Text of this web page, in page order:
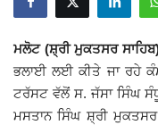
History of Malout
Giddarbaha
Railway Time Table
ਮਲੋਟ (ਸ਼੍ਰੀ ਮੁਕਤਸਰ
ਭਲਾਈ ਲਈ ਕੀਤੇ ਜਾ ਰਹੇ
ਟਰੱਸਟ ਵੱਲੋਂ ਸ. ਜੱਸਾ ਸਿੰਘ
ਮਸਤਾਨ ਸਿੰਘ ਸ਼੍ਰੀ ਮੁਕਤਸਰ